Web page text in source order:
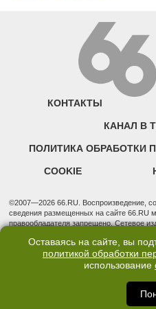
КОНТАКТЫ
КАНАЛ В
ПОЛИТИКА ОБРАБОТКИ
COOKIE
©2007—2026 66.RU. Воспроизведение,
сведения размещенных на сайте 66.RU
правообладателя запрещено. Сетевое
надзору в сфере связи,
(Роскомнадзор). Регистрационный
Учредитель: Общество с ограниченной
3, оф. 7015 Фактический адрес
обл., г. Екатеринбург, ул. Бориса
info@news.66.ru Главный редактор:
Оставаясь на сайте, вы
политикой обработки
использование